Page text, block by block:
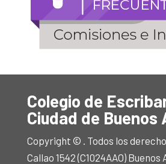
Colegio de
Ciudad de Buenos
Copyright © . Todos los
Callao 1542 (C1024AAO)